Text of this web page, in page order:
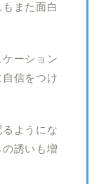
また面白
ーション
信をつけ
ようにな
誘いも増